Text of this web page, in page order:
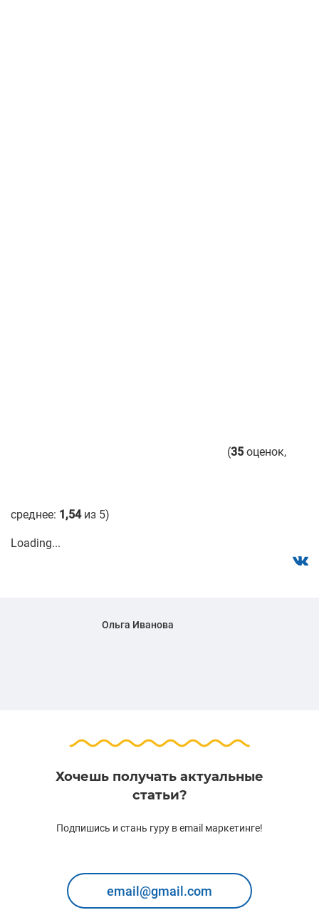
(35 оценок,
среднее: 1,54из 5)
Loading...
Ольга Иванова
Хочешь получать актуальные
статьи?
Подпишись и стань гуру в email маркетинге!